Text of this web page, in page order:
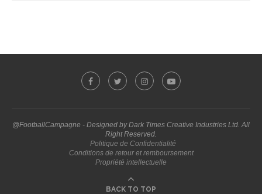
@FootballCampagne - Designed by Dark Times Creative Industries Ltd. All
Right Reserved.
Politique de Confidentialité
Conditions de retour et remboursement
Propriété intellectuelle
BACK TO TOP